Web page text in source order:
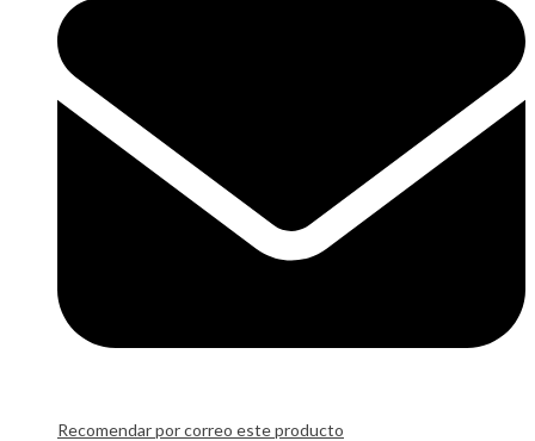
Recomendar por correo este producto